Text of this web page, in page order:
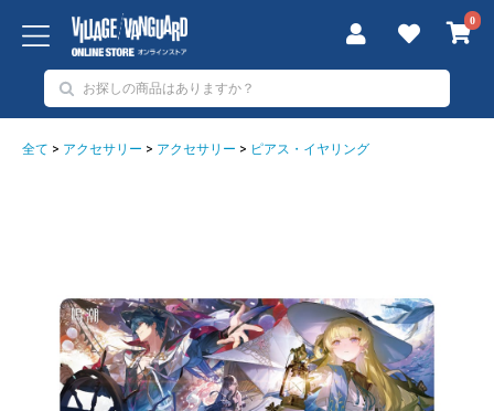
0
全て > アクセサリー > アクセサリー > ピアス・イヤリング